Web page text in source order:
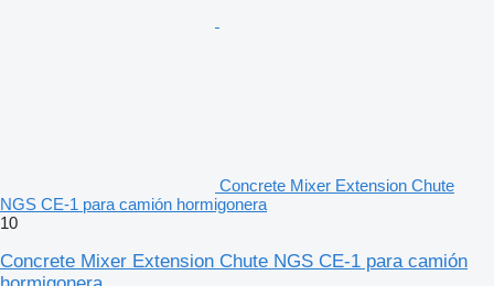
Concrete Mixer Extension Chute
NGS CE-1 para camión hormigonera
10
Concrete Mixer Extension Chute NGS CE-1 para camión